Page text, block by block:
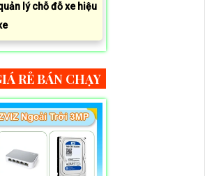
lý chỗ đỗ xe hiệu
RẺ BÁN CHẠY